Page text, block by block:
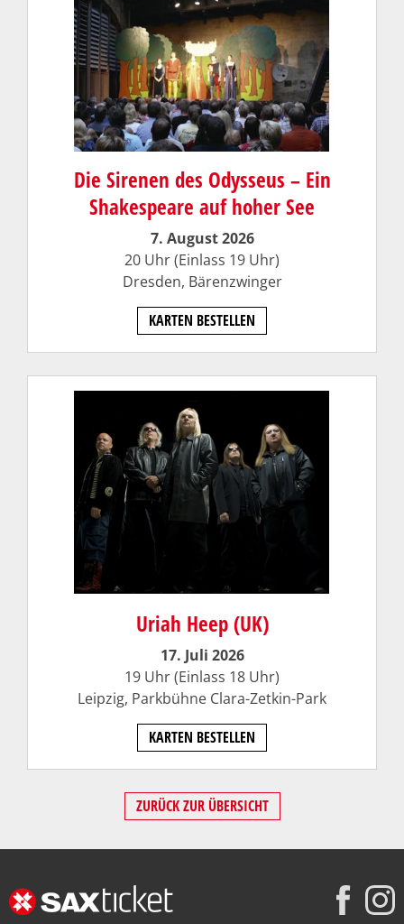
Die Sirenen des Odysseus – Ein
Shakespeare auf hoher See
7. August 2026
20 Uhr (Einlass 19 Uhr)
Dresden, Bärenzwinger
KARTEN BESTELLEN
Uriah Heep (UK)
17. Juli 2026
19 Uhr (Einlass 18 Uhr)
Leipzig, Parkbühne Clara-Zetkin-Park
KARTEN BESTELLEN
ZURÜCK ZUR ÜBERSICHT